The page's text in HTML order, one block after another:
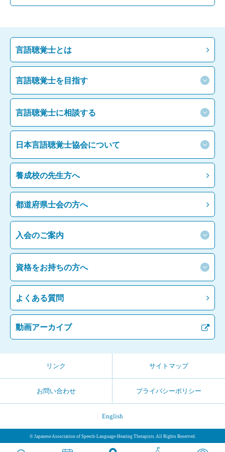
言語聴覚士とは
言語聴覚士を目指す
言語聴覚士に相談する
日本言語聴覚士協会について
養成校の先生方へ
都道府県士会の方へ
入会のご案内
資格をお持ちの方へ
よくある質問
動画アーカイブ
リンク サイトマップ
お問い合わせ プライバシーポリシー
English
© Japanese Association of Speech-Language-Hearing Therapists. All Rights Reserved.